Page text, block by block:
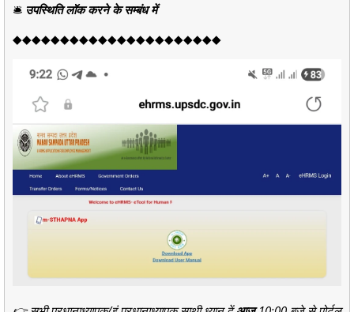
🛎️ उपस्थिति लॉक करने के सम्बंध में
◆◆◆◆◆◆◆◆◆◆◆◆◆◆◆◆◆◆◆◆◆◆